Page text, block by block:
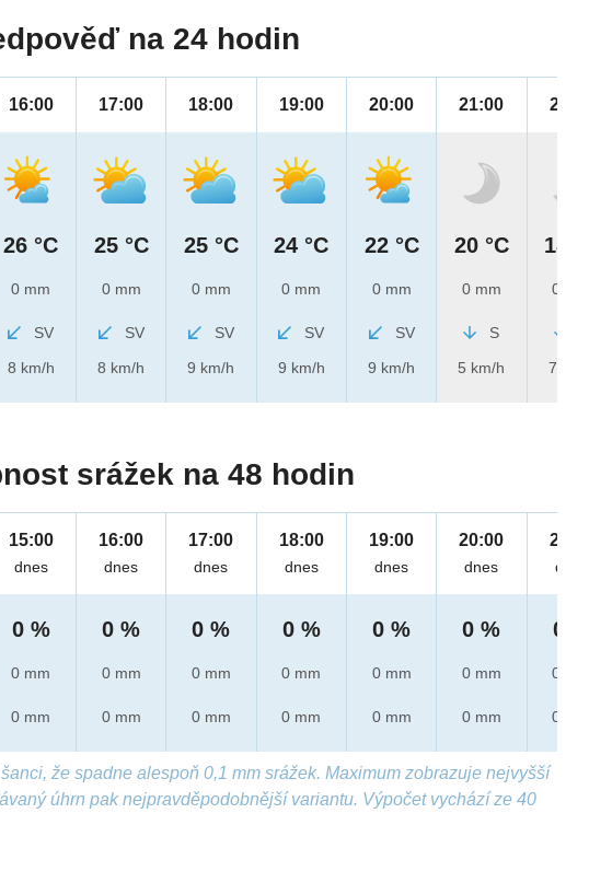
na 24 hodin
16:00
26 °C
0 mm
SV
8 km/h
17:00
25 °C
0 mm
SV
8 km/h
18:00
25 °C
0 mm
SV
9 km/h
19:00
24 °C
0 mm
SV
9 km/h
20:00
22 °C
0 mm
SV
9 km/h
21:00
20 °C
0 mm
S
5 km/h
22:00
18 °C
0 mm
7 km/h
srážek na 48 hodin
15:00
dnes
0 %
0 mm
0 mm
16:00
dnes
0 %
0 mm
0 mm
17:00
dnes
0 %
0 mm
0 mm
18:00
dnes
0 %
0 mm
0 mm
19:00
dnes
0 %
0 mm
0 mm
20:00
dnes
0 %
0 mm
0 mm
21:00
dnes
0 %
0 mm
0 mm
že spadne alespoň 0,1 mm srážek. Maximum zobrazuje nejvyšší
úhrn pak nejpravděpodobnější variantu. Výpočet vychází ze 40